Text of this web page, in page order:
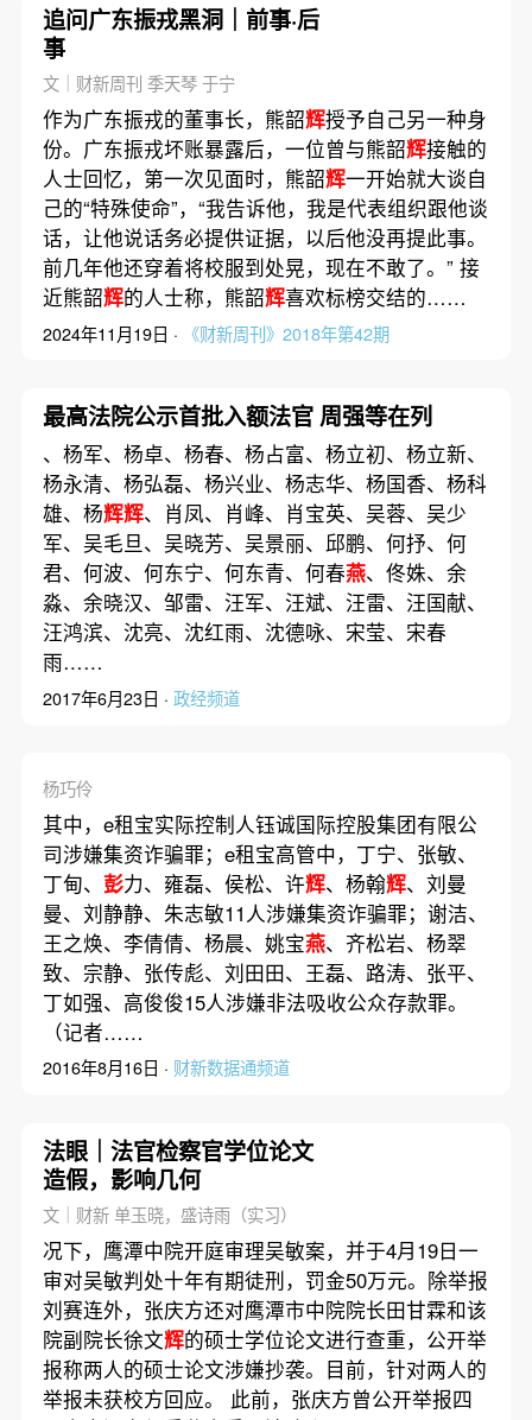
追问广东振戎黑洞｜前事·后
事
文｜财新周刊 季天琴 于宁
作为广东振戎的董事长，熊韶辉授予自己另一种身
份。广东振戎坏账暴露后，一位曾与熊韶辉接触的
人士回忆，第一次见面时，熊韶辉一开始就大谈自
己的“特殊使命”，“我告诉他，我是代表组织跟他谈
话，让他说话务必提供证据，以后他没再提此事。
前几年他还穿着将校服到处晃，现在不敢了。” 接
近熊韶辉的人士称，熊韶辉喜欢标榜交结的……
2024年11月19日 · 《财新周刊》2018年第42期
最高法院公示首批入额法官 周强等在列
、杨军、杨卓、杨春、杨占富、杨立初、杨立新、
杨永清、杨弘磊、杨兴业、杨志华、杨国香、杨科
雄、杨辉辉、肖凤、肖峰、肖宝英、吴蓉、吴少
军、吴毛旦、吴晓芳、吴景丽、邱鹏、何抒、何
君、何波、何东宁、何东青、何春燕、佟姝、余
淼、余晓汉、邹雷、汪军、汪斌、汪雷、汪国献、
汪鸿滨、沈亮、沈红雨、沈德咏、宋莹、宋春
雨……
2017年6月23日 · 政经频道
杨巧伶
其中，e租宝实际控制人钰诚国际控股集团有限公
司涉嫌集资诈骗罪；e租宝高管中，丁宁、张敏、
丁甸、 彭力、雍磊、侯松、许辉、杨翰辉、刘曼
曼、刘静静、朱志敏11人涉嫌集资诈骗罪；谢洁、
王之焕、李倩倩、杨晨、姚宝燕、齐松岩、杨翠
致、宗静、张传彪、刘田田、王磊、路涛、张平、
丁如强、高俊俊15人涉嫌非法吸收公众存款罪。
（记者……
2016年8月16日 · 财新数据通频道
法眼｜法官检察官学位论文
造假，影响几何
文｜财新 单玉晓，盛诗雨（实习）
况下，鹰潭中院开庭审理吴敏案，并于4月19日一
审对吴敏判处十年有期徒刑，罚金50万元。除举报
刘赛连外，张庆方还对鹰潭市中院院长田甘霖和该
院副院长徐文辉的硕士学位论文进行查重，公开举
报称两人的硕士论文涉嫌抄袭。目前，针对两人的
举报未获校方回应。 此前，张庆方曾公开举报四